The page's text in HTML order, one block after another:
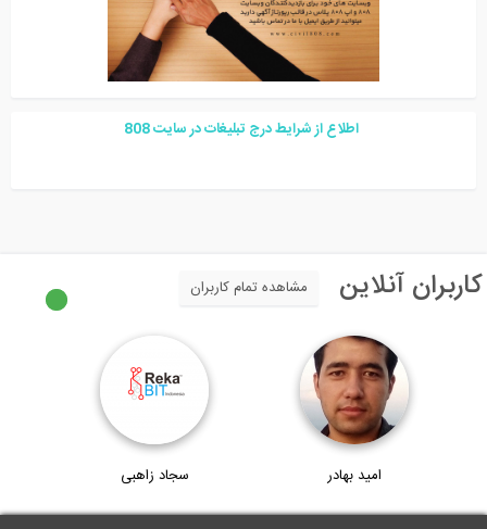
اطلاع از شرایط درج تبلیغات در سایت 808
آنلاین مشاهده تمام کاربران
امید بهادر سجاد زاهبی